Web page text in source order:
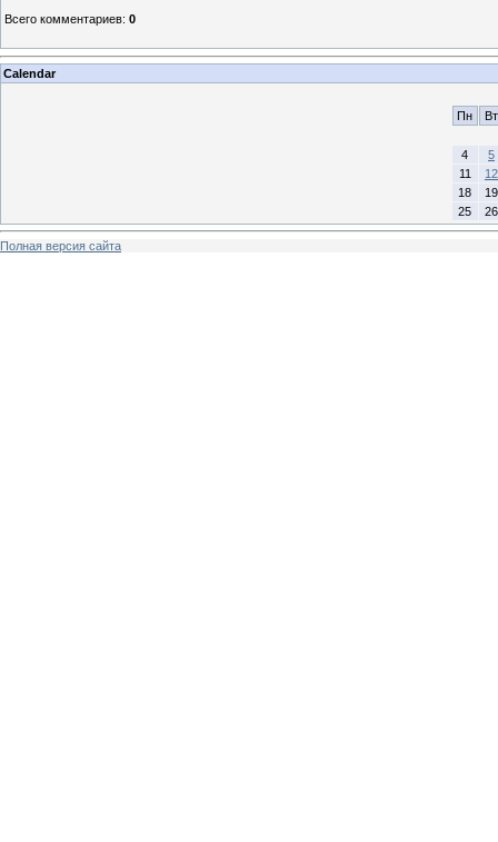
Всего комментариев: 0
Calendar
Пн Вт
4
5
11
12
18
19
25
26
Полная версия сайта